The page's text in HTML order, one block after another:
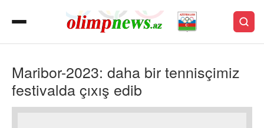
Maribor-2023: daha bir tennisçimiz
festivalda çıxış edib